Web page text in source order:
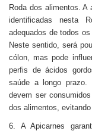
Roda dos alimentos. A
identificadas nesta
adequados de todos
Neste sentido, será
cólon, mas pode
perfis de ácidos
saúde a longo
devem ser
dos alimentos,
6. A Apicarnes